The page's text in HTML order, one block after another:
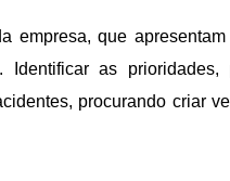
empresa, que
Identificar as
procurando criar